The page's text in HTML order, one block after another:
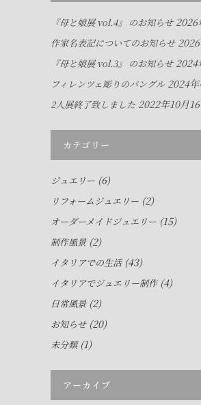
『母と娘展 vol.4』 のお知らせ 2026
作家名表記についてのお知らせ
『母と娘展 vol.3』 のお知らせ 2024
フィレンツェ彫りのバングル 2024
2人展終了致しました 2022年10月
カテゴリー
ジュエリー (6)
リフォームジュエリー (2)
オーダーメイドジュエリー (15)
制作風景(2)
イタリアでの生活(43)
イタリアでジュエリー制作(4)
日常風景(2)
お知らせ(20)
未分類(1)
アーカイブ